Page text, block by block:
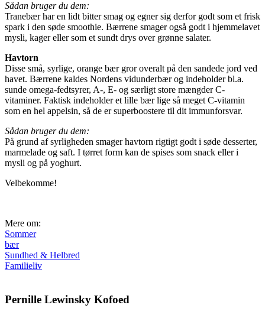
Sådan bruger du dem:
Tranebær har en lidt bitter smag og egner sig derfor godt som et frisk
spark i den søde smoothie. Bærrene smager også godt i hjemmelavet
mysli, kager eller som et sundt drys over grønne salater.
Havtorn
Disse små, syrlige, orange bær gror overalt på den sandede jord ved
havet. Bærrene kaldes Nordens vidunderbær og indeholder bl.a.
sunde omega-fedtsyrer, A-, E- og særligt store mængder C-
vitaminer. Faktisk indeholder et lille bær lige så meget C-vitamin
som en hel appelsin, så de er superboostere til dit immunforsvar.
Sådan bruger du dem:
På grund af syrligheden smager havtorn rigtigt godt i søde desserter,
marmelade og saft. I tørret form kan de spises som snack eller i
mysli og på yoghurt.
Velbekomme!
Mere om:
Sommer
bær
Sundhed & Helbred
Familieliv
Pernille Lewinsky Kofoed